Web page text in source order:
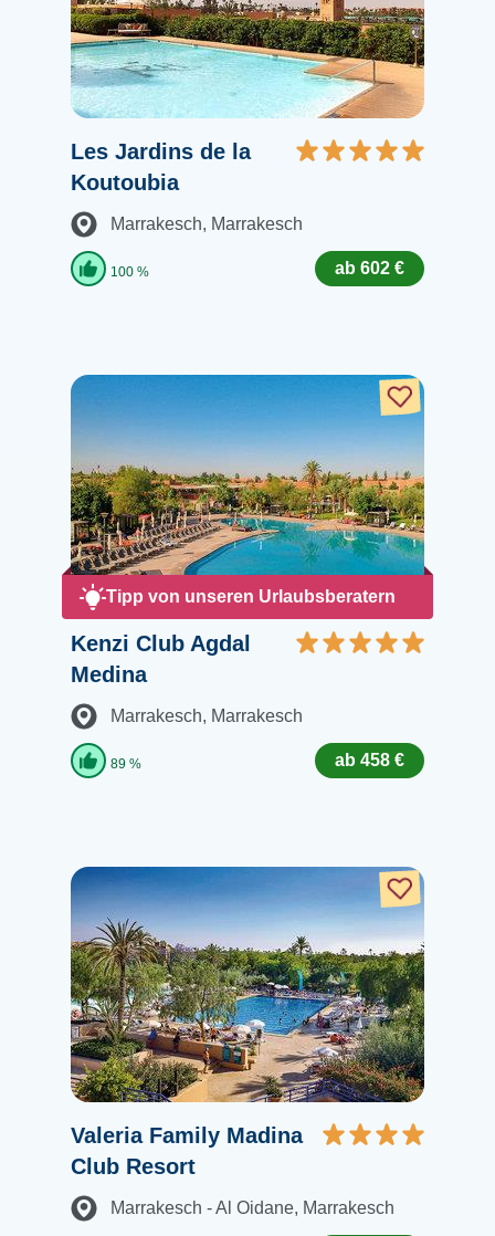
Les Jardins de la
Koutoubia
Marrakesch, Marrakesch
100 % ab 602 €
Tipp von unseren Urlaubsberatern
Kenzi Club Agdal
Medina
Marrakesch, Marrakesch
89 % ab 458 €
Valeria Family Madina
Club Resort
Marrakesch - Al Oidane, Marrakesch